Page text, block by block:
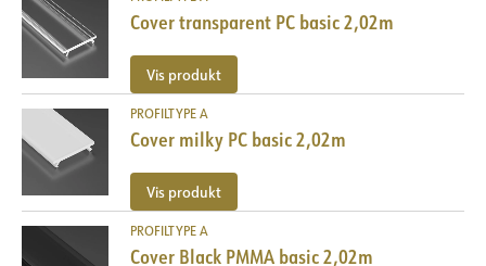
Cover transparent PC basic 2,02m
Vis produkt
PROFILTYPE A
Cover milky PC basic 2,02m
Vis produkt
PROFILTYPE A
Cover Black PMMA basic 2,02m